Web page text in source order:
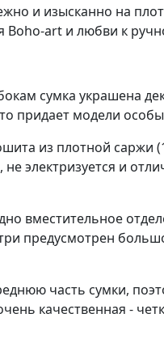
и изысканно на
Boho-art и любви к
сумка украшена
придает модели
из плотной саржи
не электризуется и
вместительное
предусмотрен
часть сумки,
качественная -